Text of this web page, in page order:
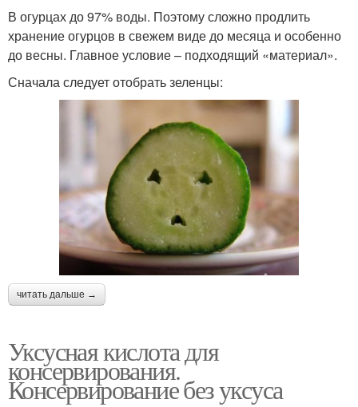
В огурцах до 97% воды. Поэтому сложно продлить
хранение огурцов в свежем виде до месяца и особенно
до весны. Главное условие – подходящий «материал».
Сначала следует отобрать зеленцы:
читать дальше →
Уксусная кислота для
консервирования.
Консервирование без уксуса